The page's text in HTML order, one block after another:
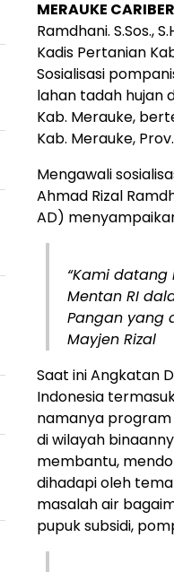
MERAUKE
Ramdhani. S.Sos.,
Kadis Pertanian
Sosialisasi
lahan tadah hujan
Kab. Merauke,
Kab. Merauke,
Mengawali
Ahmad Rizal
AD)
“Kami datang
Mentan RI
Pangan yang
Mayjen Rizal
Saat ini Angkatan
Indonesia
namanya
di wilayah
membantu,
dihadapi oleh
masalah air
pupuk subsidi,